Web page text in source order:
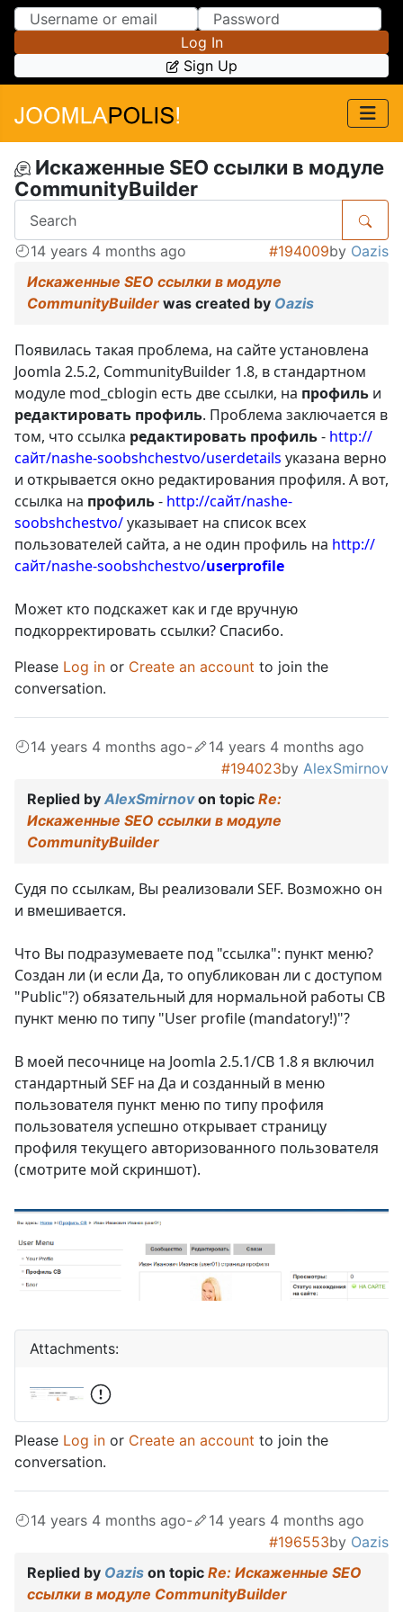
Skip to Content
Skip to Menu
Log In
Sign Up
Искаженные SEO ссылки в модуле
CommunityBuilder
14 years 4 months ago #194009by Oazis
Искаженные SEO ссылки в модуле
CommunityBuilder was created by Oazis
Появилась такая проблема, на сайте установлена
Joomla 2.5.2, CommunityBuilder 1.8, в стандартном
модуле mod_cblogin есть две ссылки, на профиль и
редактировать профиль. Проблема заключается в
том, что ссылка редактировать профиль- http://
сайт/nashe-soobshchestvo/userdetails указана верно
и открывается окно редактирования профиля. А вот,
ссылка на профиль- http://сайт/nashe-
soobshchestvo/указывает на список всех
пользователей сайта, а не один профиль на http://
сайт/nashe-soobshchestvo/userprofile
Может кто подскажет как и где вручную
подкорректировать ссылки? Спасибо.
Please Log in or Create an account to join the
conversation.
14 years 4 months ago-
14 years 4 months ago
#194023by AlexSmirnov
Replied by AlexSmirnovon topic Re:
Искаженные SEO ссылки в модуле
CommunityBuilder
Судя по ссылкам, Вы реализовали SEF. Возможно он
и вмешивается.
Что Вы подразумеваете под "ссылка": пункт меню?
Создан ли (и если Да, то опубликован ли с доступом
"Public"?) обязательный для нормальной работы СВ
пункт меню по типу "User profile (mandatory!)"?
В моей песочнице на Joomla 2.5.1/CB 1.8 я включил
стандартный SEF на Да и созданный в меню
пользователя пункт меню по типу профиля
пользователя успешно открывает страницу
профиля текущего авторизованного пользователя
(смотрите мой скриншот).
Attachments:
Please Log in or Create an account to join the
conversation.
14 years 4 months ago-
14 years 4 months ago
#196553by Oazis
Replied by Oazis on topic Re: Искаженные SEO
ссылки в модуле CommunityBuilder